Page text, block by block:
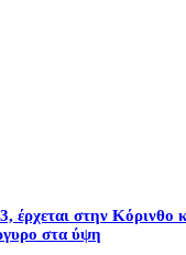
στην Κόρινθο
στα ύψη